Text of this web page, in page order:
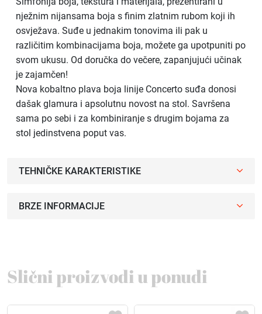
nježnim nijansama boja s finim zlatnim rubom koji ih
osvježava. Suđe u jednakim tonovima ili pak u
različitim kombinacijama boja, možete ga upotpuniti po
svom ukusu. Od doručka do večere, zapanjujući učinak
je zajamčen!
Nova kobaltno plava boja linije Concerto suđa donosi
dašak glamura i apsolutnu novost na stol. Savršena
sama po sebi i za kombiniranje s drugim bojama za
stol jedinstvena poput vas.
TEHNIČKE KARAKTERISTIKE
BRZE INFORMACIJE
Slični proizvodi u ponudi